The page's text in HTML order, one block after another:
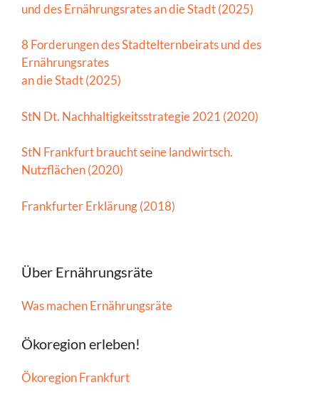
und des Ernährungsrates an die Stadt (2025)
8 Forderungen des Stadtelternbeirats und des
Ernährungsrates
an die Stadt (2025)
StN Dt. Nachhaltigkeitsstrategie 2021 (2020)
StN Frankfurt braucht seine landwirtsch.
Nutzflächen (2020)
Frankfurter Erklärung (2018)
Über Ernährungsräte
Was machen Ernährungsräte
Ökoregion erleben!
Ökoregion Frankfurt